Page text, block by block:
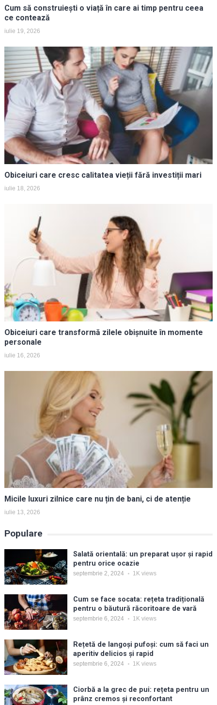
Cum să construiești o viață în care ai timp pentru ceea
ce contează
iulie 19, 2026
Obiceiuri care cresc calitatea vieții fără investiții mari
iulie 18, 2026
Obiceiuri care transformă zilele obișnuite în momente
personale
iulie 16, 2026
Micile luxuri zilnice care nu țin de bani, ci de atenție
iulie 13, 2026
Populare
Salată orientală: un preparat ușor și rapid
pentru orice ocazie
septembrie 2, 2024 1Kviews
Cum se face socata: rețeta tradițională
pentru o băutură răcoritoare de vară
septembrie 6, 2024 1Kviews
Rețetă de langoși pufoși: cum să faci un
aperitiv delicios și rapid
septembrie 6, 2024 1Kviews
Ciorbă a la grec de pui: rețeta pentru un
prânz cremos și reconfortant